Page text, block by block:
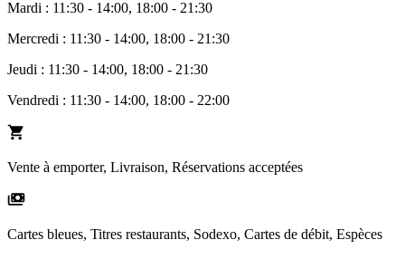
Mardi : 11:30 - 14:00, 18:00 - 21:30
Mercredi : 11:30 - 14:00, 18:00 - 21:30
Jeudi : 11:30 - 14:00, 18:00 - 21:30
Vendredi : 11:30 - 14:00, 18:00 - 22:00
Vente à emporter, Livraison, Réservations acceptées
Cartes bleues, Titres restaurants, Sodexo, Cartes de débit, Espèces